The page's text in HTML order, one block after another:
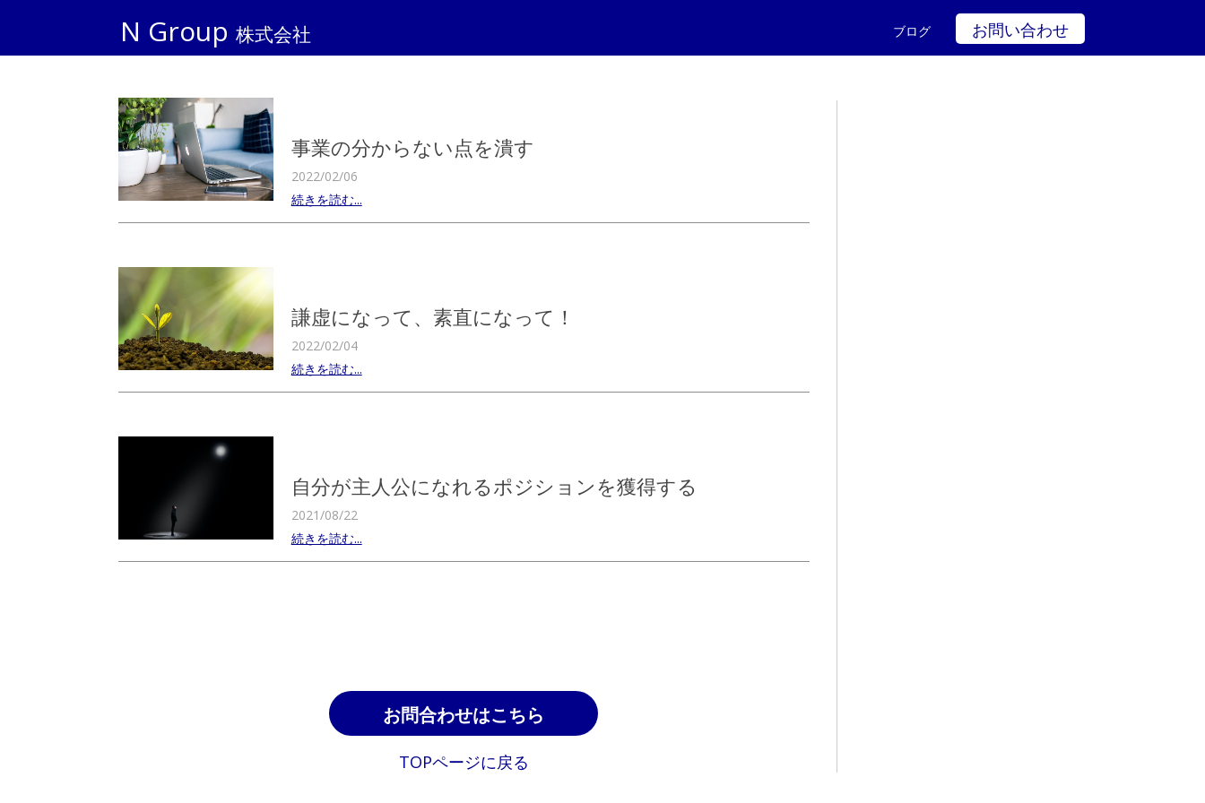
N Group株式会社 ブログ お問い合わせ
事業の分からない点を潰す
2022/02/06
続きを読む...
謙虚になって、素直になって！
2022/02/04
続きを読む...
自分が主人公になれるポジションを獲得する
2021/08/22
続きを読む...
お問合わせはこちら
TOPページに戻る